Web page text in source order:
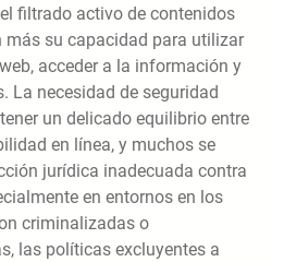
filtrado activo de contenidos
más su capacidad para utilizar
acceder a la información y
La necesidad de seguridad
un delicado equilibrio entre
en línea, y muchos se
jurídica inadecuada contra
en entornos en los
criminalizadas o
las políticas excluyentes a